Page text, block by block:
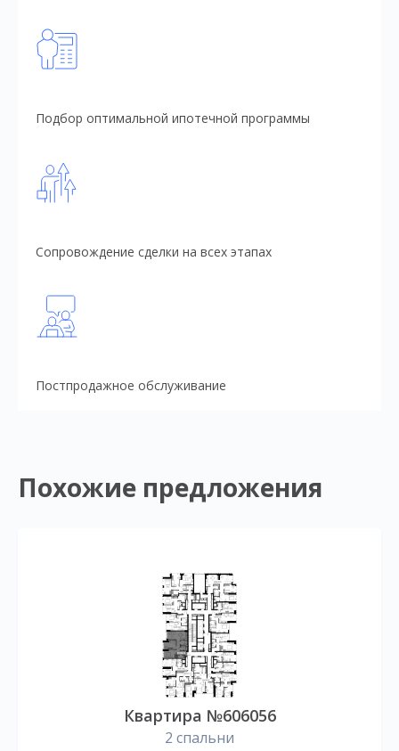
Подбор оптимальной ипотечной программы
Сопровождение сделки на всех этапах
Постпродажное обслуживание
Похожие предложения
Квартира №606056
2 спальни